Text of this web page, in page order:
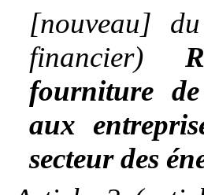
[nouveau]
financier)
fourniture
aux
secteur des